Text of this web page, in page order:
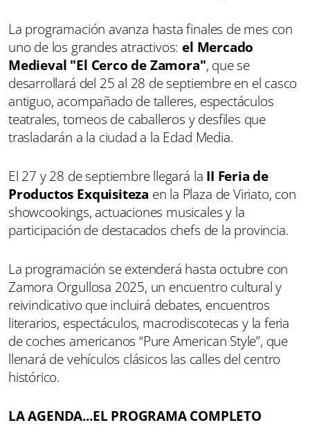
La programación avanza hasta finales de mes con
uno de los grandes atractivos: el Mercado
Medieval "El Cerco de Zamora", que se
desarrollará del 25 al 28 de septiembre en el casco
antiguo, acompañado de talleres, espectáculos
teatrales, torneos de caballeros y desfiles que
trasladarán a la ciudad a la Edad Media.
El 27 y 28 de septiembre llegará la II Feria de
Productos Exquisiteza en la Plaza de Viriato, con
showcookings, actuaciones musicales y la
participación de destacados chefs de la provincia.
La programación se extenderá hasta octubre con
Zamora Orgullosa 2025, un encuentro cultural y
reivindicativo que incluirá debates, encuentros
literarios, espectáculos, macrodiscotecas y la feria
de coches americanos “Pure American Style”, que
llenará de vehículos clásicos las calles del centro
histórico.
LA AGENDA...EL PROGRAMA COMPLETO